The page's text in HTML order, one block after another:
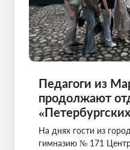
Педагоги из
продолжают
На днях гости из
гимназию № 171